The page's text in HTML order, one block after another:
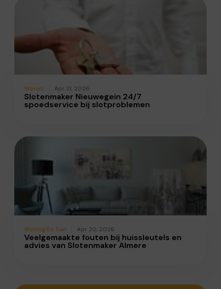
Wonen Apr 21, 2026
Slotenmaker Nieuwegein 24/7
spoedservice bij slotproblemen
Woning En Tuin Apr 20, 2026
Veelgemaakte fouten bij huissleutels en
advies van Slotenmaker Almere